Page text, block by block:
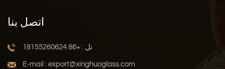
اتصل بنا
تل : +86 18155260624
E-mail : export@xinghuoglass.com